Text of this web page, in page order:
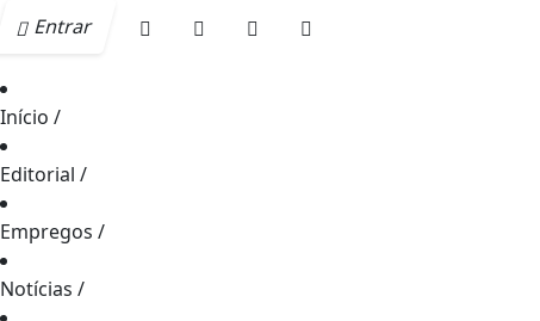
Entrar
Início /
Editorial /
Empregos /
Notícias /